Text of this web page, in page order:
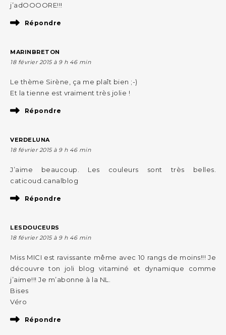
j’adOOOORE!!!
Répondre
MARINBRETON
18 février 2015 à 9 h 46 min
Le thème Sirène, ça me plaît bien ;-)
Et la tienne est vraiment très jolie !
Répondre
VERDELUNA
18 février 2015 à 9 h 46 min
J’aime beaucoup. Les couleurs sont très belles.
caticoud.canalblog
Répondre
LESDOUCEURS
18 février 2015 à 9 h 46 min
Miss MICI est ravissante même avec 10 rangs de moins!!! Je
découvre ton joli blog vitaminé et dynamique comme
j’aime!!! Je m’abonne à la NL.
Bises
Véro
Répondre